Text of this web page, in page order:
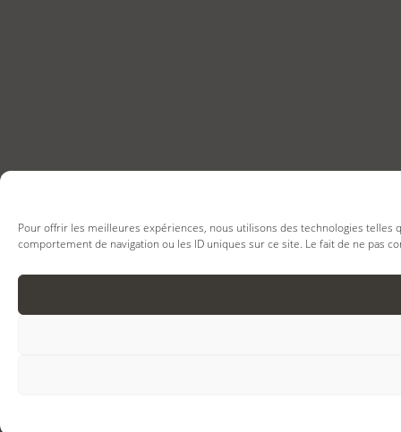
Pour offrir les meilleures expériences, nous utilisons des technologies
comportement de navigation ou les ID uniques sur ce site. Le fait de ne